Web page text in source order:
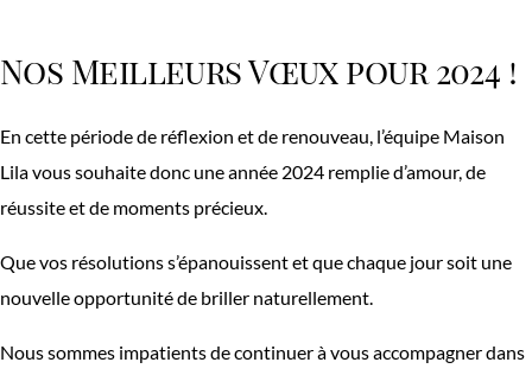
Nos Meilleurs Vœux pour 2024 !
En cette période de réflexion et de renouveau, l’équipe Maison
Lila vous souhaite donc une année 2024 remplie d’amour, de
réussite et de moments précieux.
Que vos résolutions s’épanouissent et que chaque jour soit une
nouvelle opportunité de briller naturellement.
Nous sommes impatients de continuer à vous accompagner dans